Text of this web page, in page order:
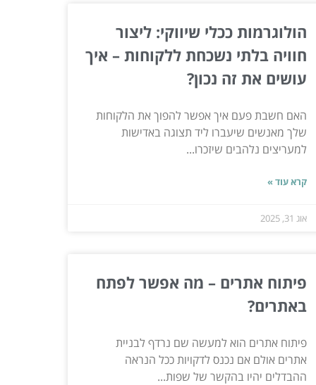
הולוגרמות ככלי שיווקי: ליצור
חוויה בלתי נשכחת ללקוחות – איך
עושים את זה נכון?
האם חשבת פעם איך אפשר להפוך את הלקוחות
שלך מאנשים שיעברו ליד תצוגה באדישות
למעריצים נלהבים שיזכרו...
קרא עוד »
אוג 31, 2025
פיתוח אתרים – מה אפשר לפתח
באתרים?
פיתוח אתרים הוא למעשה שם נרדף לבניית
אתרים אולם אם נכנס לדקויות ככל הנראה
ההבדלים יהיו בהקשר של שפות...